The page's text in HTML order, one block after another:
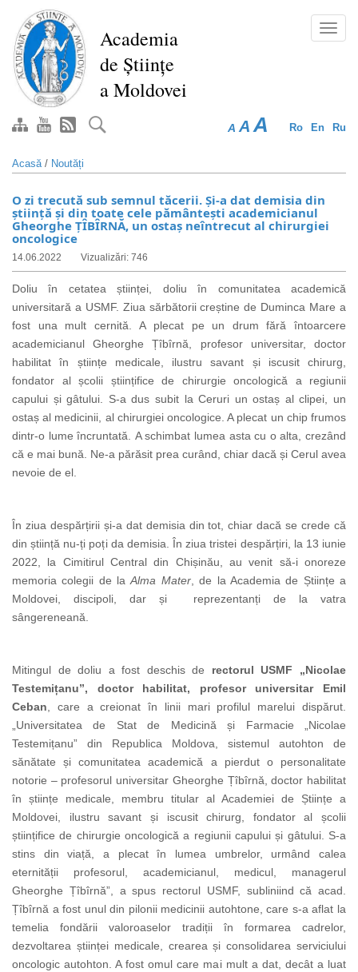
conţinutul
principal
Academia
de Științe
a Moldovei
Ro En Ru
A A A
Acasă/ Noutăți
O zi trecută sub semnul tăcerii. Și-a dat demisia din
știință și din toate cele pământești academicianul
Gheorghe ȚÎBÎRNĂ, un ostaș neîntrecut al chirurgiei
oncologice
14.06.2022 Vizualizări: 746
Doliu în cetatea științei, doliu în comunitatea academică
universitară a USMF. Ziua sărbătorii creștine de Duminca Mare a
fost una mult cernită.A plecat pe un drum fără întoarcere
academicianul Gheorghe Țîbîrnă, profesor universitar, doctor
habilitat în științe medicale, ilustru savant și iscusit chirurg,
fondator al școlii științifice de chirurgie oncologică a regiunii
capului și gâtului. S-a dus subit la Ceruri un ostaș al clipei, un
ostaș al medicinii, al chirurgiei oncologice. A plecat un chip frumos
dintr-o lume încruntată. A schimbat lumea asta cu o alta, crezând
că e mai bună. Ne-a părăsit prea curând, chiar dacă și Cerul avea
nevoie de el.
În ziua despărțirii și-a dat demisia din tot, chiar dacă se crede că
din știință nu-ți poți da demisia. În ziua tristei despărțiri, la 13 iunie
2022, la Cimitirul Central din Chișinău, au venit să-i onoreze
memoria colegii de laAlma Mater, de la Academia de Științe a
Moldovei, discipoli, dar și reprezentanți de la vatra
sângereneană.
Mitingul de doliu a fost deschis de rectorul USMF „Nicolae
Testemițanu”, doctor habilitat, profesor universitar Emil
Ceban , care a creionat în linii mari profilul marelui dispărut.
„Universitatea de Stat de Medicină și Farmacie „Nicolae
Testemițanu” din Republica Moldova, sistemul autohton de
sănătate și comunitatea academică a pierdut o personalitate
notorie – profesorul universitar Gheorghe Țîbîrnă, doctor habilitat
în științe medicale, membru titular al Academiei de Științe a
Moldovei, ilustru savant și iscusit chirurg, fondator al școlii
științifice de chirurgie oncologică a regiunii capului și gâtului. S-a
stins din viață, a plecat în lumea umbrelor, urmând calea
eternității profesorul, academicianul, medicul, managerul
Gheorghe Țîbîrnă”, a spus rectorul USMF, subliniind că acad.
Țîbîrnă a fost unul din pilonii medicinii autohtone, care s-a aflat la
temelia fondării valoroaselor tradiții în formarea cadrelor,
dezvoltarea științei medicale, crearea și consolidarea serviciului
oncologic autohton. A fost omul care mai mult a dat, decât a luat